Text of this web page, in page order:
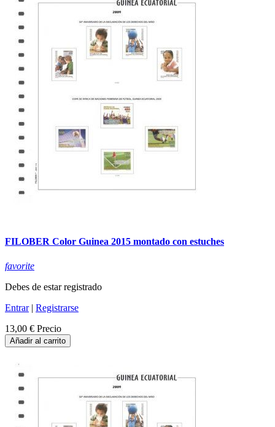
FILOBER Color Guinea 2015 montado con estuches
favorite
Debes de estar registrado
Entrar| Registrarse
13,00 € Precio
Añadir al carrito